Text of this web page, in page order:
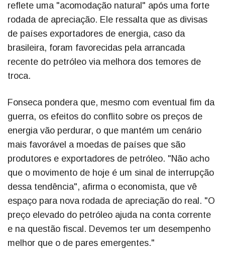
reflete uma "acomodação natural" após uma forte
rodada de apreciação. Ele ressalta que as divisas
de países exportadores de energia, caso da
brasileira, foram favorecidas pela arrancada
recente do petróleo via melhora dos temores de
troca.
Fonseca pondera que, mesmo com eventual fim da
guerra, os efeitos do conflito sobre os preços de
energia vão perdurar, o que mantém um cenário
mais favorável a moedas de países que são
produtores e exportadores de petróleo. "Não acho
que o movimento de hoje é um sinal de interrupção
dessa tendência", afirma o economista, que vê
espaço para nova rodada de apreciação do real. "O
preço elevado do petróleo ajuda na conta corrente
e na questão fiscal. Devemos ter um desempenho
melhor que o de pares emergentes."